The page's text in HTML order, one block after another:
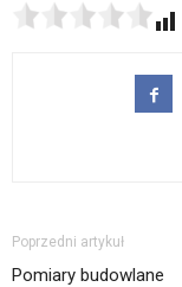
Poprzedni artykuł
Pomiary budowlane